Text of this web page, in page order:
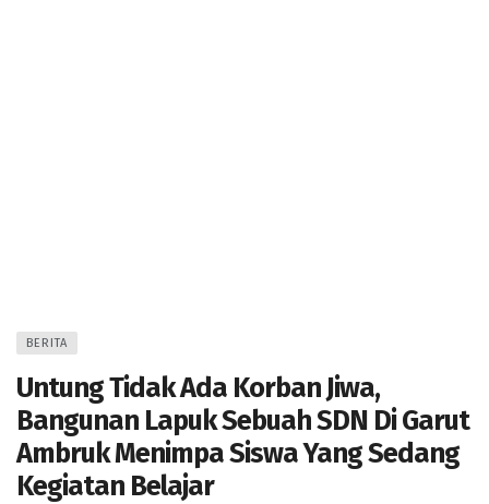
BERITA
Untung Tidak Ada Korban Jiwa,
Bangunan Lapuk Sebuah SDN Di Garut
Ambruk Menimpa Siswa Yang Sedang
Kegiatan Belajar